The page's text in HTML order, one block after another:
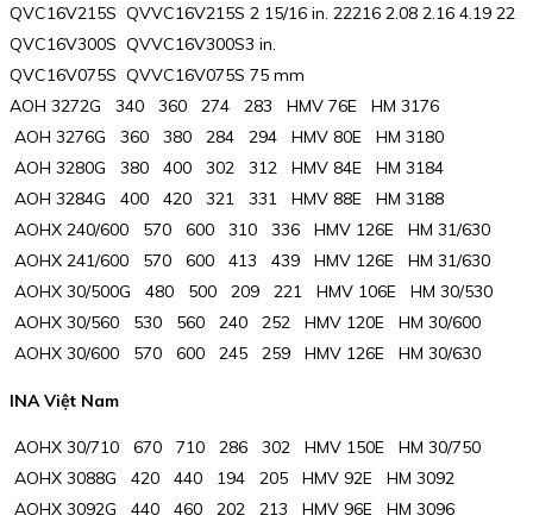
QVC16V215S QVVC16V215S 2 15/16 in. 22216 2.08 2.16 4.19 22
QVC16V300S QVVC16V300S3 in.
QVC16V075S QVVC16V075S 75 mm
AOH 3272G 340 360 274 283 HMV 76E HM 3176
AOH 3276G 360 380 284 294 HMV 80E HM 3180
AOH 3280G 380 400 302 312 HMV 84E HM 3184
AOH 3284G 400 420 321 331 HMV 88E HM 3188
AOHX 240/600 570 600 310 336 HMV 126E HM 31/630
AOHX 241/600 570 600 413 439 HMV 126E HM 31/630
AOHX 30/500G 480 500 209 221 HMV 106E HM 30/530
AOHX 30/560 530 560 240 252 HMV 120E HM 30/600
AOHX 30/600 570 600 245 259 HMV 126E HM 30/630
INA Việt Nam
AOHX 30/710 670 710 286 302 HMV 150E HM 30/750
AOHX 3088G 420 440 194 205 HMV 92E HM 3092
AOHX 3092G 440 460 202 213 HMV 96E HM 3096